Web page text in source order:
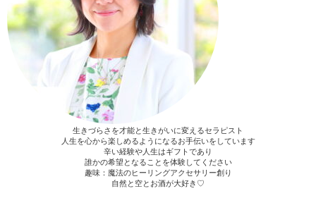
生きづらさを才能と生きがいに変えるセラピスト
人生を心から楽しめるようになるお手伝いをしています
辛い経験や人生はギフトであり
誰かの希望となることを体験してください
趣味：魔法のヒーリングアクセサリー創り
自然と空とお酒が大好き♡